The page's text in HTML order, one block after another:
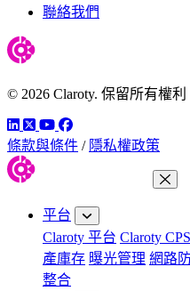
聯絡我們
© 2026 Claroty. 保留所有權利
LinkedIn
TwitterYouTube
Facebook
條款與條件 / 隱私權政策
平台
Claroty 平台 Claroty
產庫存 曝光管理 網路
整合